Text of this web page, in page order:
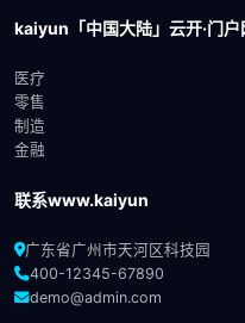
kaiyun「中国大陆」云开·门
医疗
零售
制造
金融
联系www.kaiyun
广东省广州市天河区科技园
400-12345-67890
demo@admin.com